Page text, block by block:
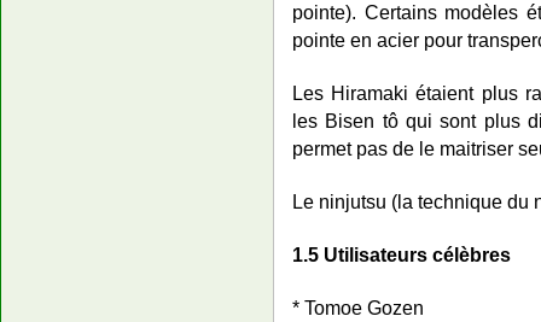
pointe). Certains modèles
pointe en acier pour
Les Hiramaki étaient plus
les Bisen tô qui sont plus
permet pas de le maitriser
Le ninjutsu (la technique du
1.5 Utilisateurs célèbres
* Tomoe Gozen